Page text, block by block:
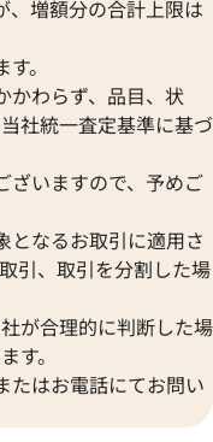
、増額分の合計上限は
。
かわらず、品目、状
社統一査定基準に基づ
ざいますので、予めご
となるお取引に適用さ
引、取引を分割した場
が合理的に判断した場
す。
たはお電話にてお問い